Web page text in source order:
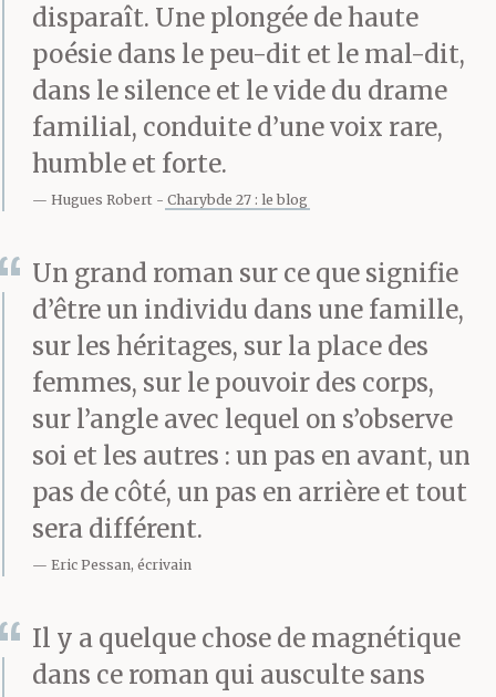
disparaît. Une plongée de haute
poésie dans le peu-dit et le mal-dit,
dans le silence et le vide du drame
familial, conduite d’une voix rare,
humble et forte.
Hugues Robert Charybde 27 : le blog
Un grand roman sur ce que signifie
d’être un individu dans une famille,
sur les héritages, sur la place des
femmes, sur le pouvoir des corps,
sur l’angle avec lequel on s’observe
soi et les autres : un pas en avant, un
pas de côté, un pas en arrière et tout
sera différent.
Eric Pessan, écrivain
Il y a quelque chose de magnétique
dans ce roman qui ausculte sans